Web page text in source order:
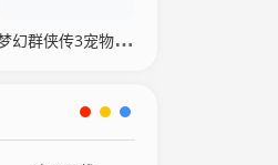
梦幻群侠传3宠物哪个好？新手选择宠物推荐！